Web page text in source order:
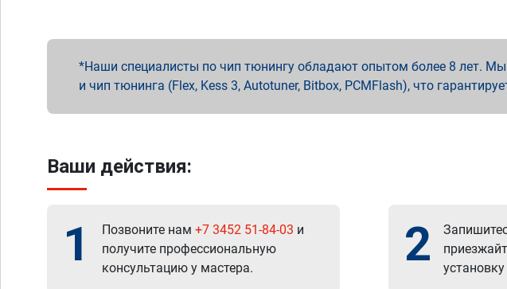
Наши специалисты по чип тюнингу обладают опытом более 8 лет.
и чип тюнинга (Flex, Kess 3, Autotuner, Bitbox, PCMFlash), что
Ваши действия:
1 Позвоните нам +7 3452 51-84-03 и
получите профессиональную
консультацию у мастера.
2